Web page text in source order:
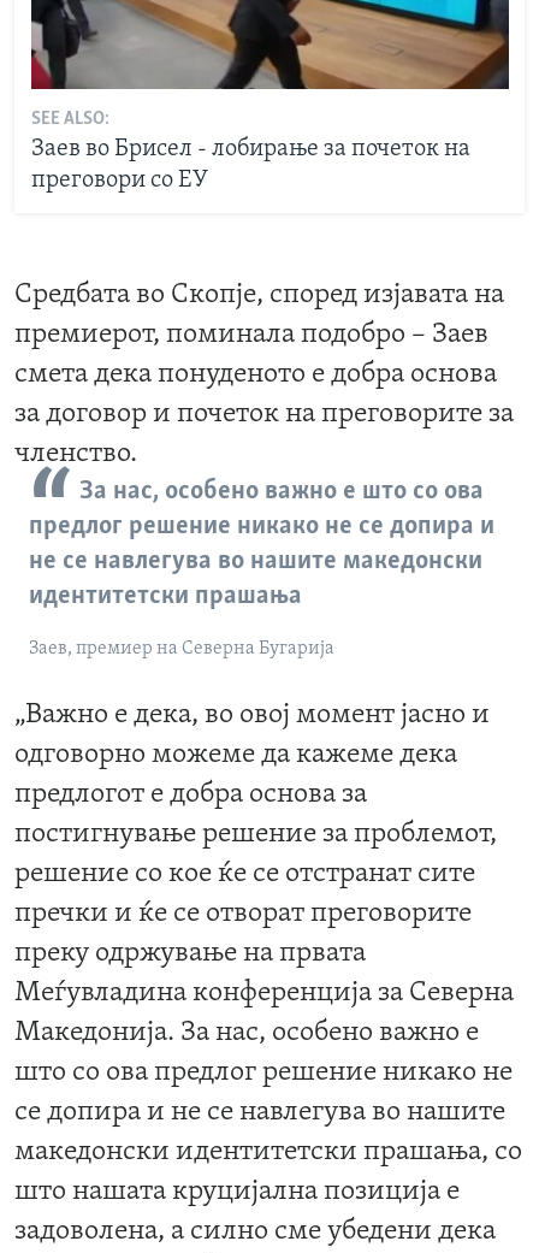
SEE ALSO:
Заев во Брисел - лобирање за почеток на
преговори со ЕУ
Средбата во Скопје, според изјавата на
премиерот, поминала подобро – Заев
смета дека понуденото е добра основа
за договор и почеток на преговорите за
членство.
За нас, особено важно е што со ова
предлог решение никако не се допира и
не се навлегува во нашите македонски
идентитетски прашања
Заев, премиер на Северна Бугарија
„Важно е дека, во овој момент јасно и
одговорно можеме да кажеме дека
предлогот е добра основа за
постигнување решение за проблемот,
решение со кое ќе се отстранат сите
пречки и ќе се отворат преговорите
преку одржување на првата
Меѓувладина конференција за Северна
Македонија. За нас, особено важно е
што со ова предлог решение никако не
се допира и не се навлегува во нашите
македонски идентитетски прашања, со
што нашата круцијална позиција е
задоволена, а силно сме убедени дека